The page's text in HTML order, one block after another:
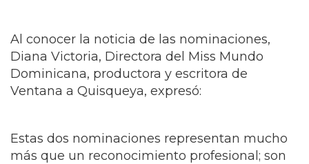
nuestra cultura y a nuestra gente. Ha sido un
inmenso privilegio contar las historias de
nuestro país desde una plataforma tan
importante como Noticias N+ Univision 41
y amor por Quisqueya.